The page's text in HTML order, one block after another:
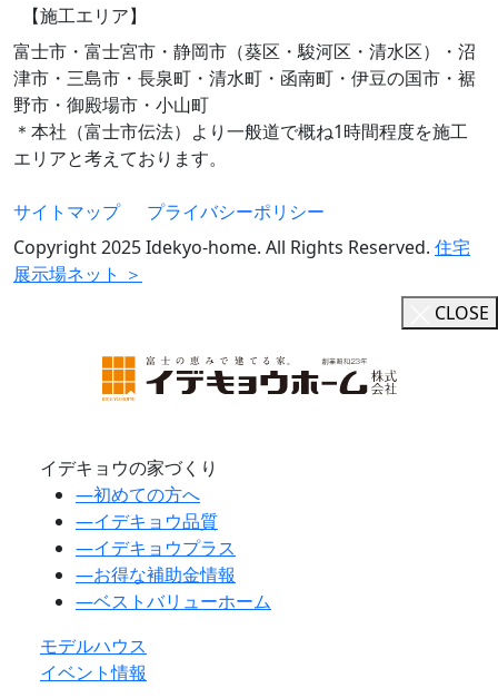
【施工エリア】
富士市・富士宮市・静岡市（葵区・駿河区・清水区）・沼
津市・三島市・長泉町・清水町・函南町・伊豆の国市・裾
野市・御殿場市・小山町
＊本社（富士市伝法）より一般道で概ね1時間程度を施工
エリアと考えております。
サイトマップ
プライバシーポリシー
Copyright 2025 Idekyo-home. All Rights Reserved. 住宅
展示場ネット ＞
CLOSE
イデキョウの家づくり
―初めての方へ
―イデキョウ品質
―イデキョウプラス
―お得な補助金情報
―ベストバリューホーム
モデルハウス
イベント情報